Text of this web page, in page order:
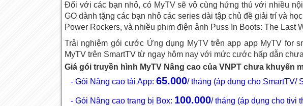
Đối với các bạn nhỏ, có MyTV sẽ vô cùng hứng thú với nhiều
GO dành tặng các bạn nhỏ các series dài tập chủ đề giải trí và
Power Rockers, và nhiều phim điện ảnh Puss In Boots: The Last
Trải nghiệm gói cước Ứng dụng MyTV trên app app MyTV for
MyTV trên SmartTV từ ngay hôm nay với mức cước hấp dẫn
Giá gói truyền hình MyTV Nâng cao của VNPT chưa khuyến
- Gói Nâng cao tải App: 65.000/ tháng (áp dụng cho SmartTV/
- Gói Nâng cao trang bị Box: 100.000/ tháng (áp dụng cho tivi